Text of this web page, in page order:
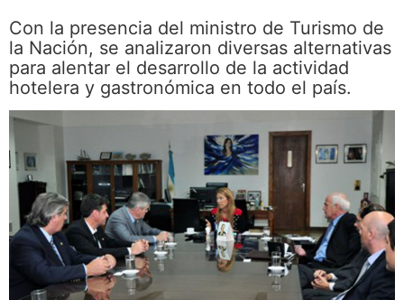
Con la presencia del ministro de Turismo de
la Nación, se analizaron diversas alternativas
para alentar el desarrollo de la actividad
hotelera y gastronómica en todo el país.